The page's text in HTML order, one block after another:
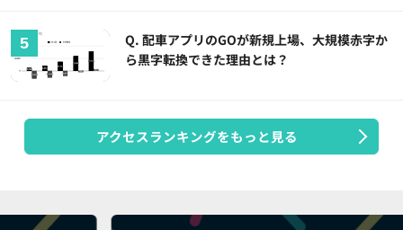
Q. 配車アプリのGOが新規上場、大規模赤字か
ら黒字転換できた理由とは？
アクセスランキングをもっと見る